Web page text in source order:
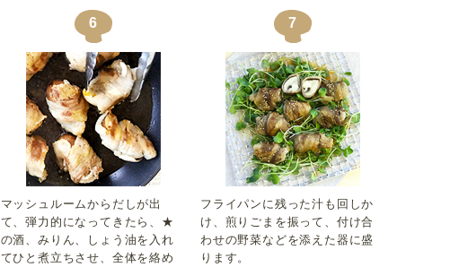
6
マッシュルームからだしが出
て、弾力的になってきたら、★
の酒、みりん、しょう油を入れ
てひと煮立ちさせ、全体を絡め
7
フライパンに残った汁も回しか
け、煎りごまを振って、付け合
わせの野菜などを添えた器に盛
ります。